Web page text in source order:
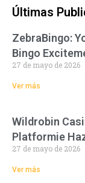
Últimas
ZebraBingo:
Bingo
27 de mayo de 2026
Ver más
Wildrobin
Platformie
27 de mayo de 2026
Ver más